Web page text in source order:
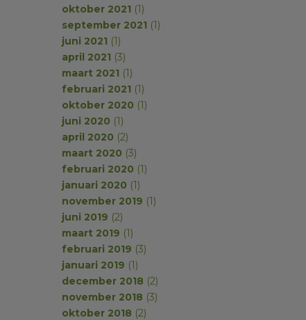
oktober 2021 (1)
september 2021 (1)
juni 2021 (1)
april 2021 (3)
maart 2021 (1)
februari 2021 (1)
oktober 2020 (1)
juni 2020 (1)
april 2020 (2)
maart 2020 (3)
februari 2020 (1)
januari 2020 (1)
november 2019 (1)
juni 2019 (2)
maart 2019 (1)
februari 2019 (3)
januari 2019 (1)
december 2018 (2)
november 2018 (3)
oktober 2018 (2)